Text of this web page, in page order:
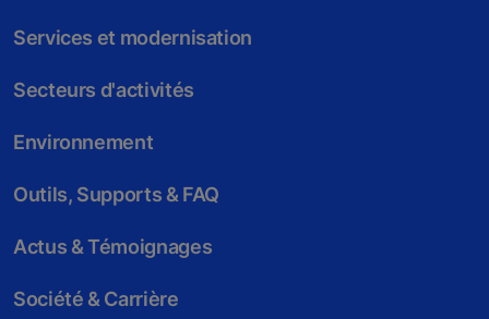
Services et modernisation
Secteurs d'activités
Environnement
Outils, Supports & FAQ
Actus & Témoignages
Société & Carrière